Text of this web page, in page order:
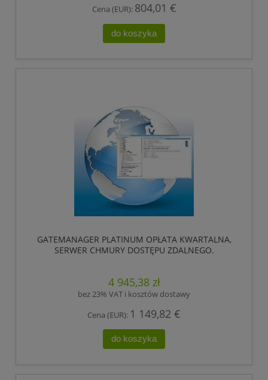
Cena (EUR): 804,01 €
do koszyka
GATEMANAGER PLATINUM OPŁATA KWARTALNA,
SERWER CHMURY DOSTĘPU ZDALNEGO.
4 945,38 zł
bez 23% VAT i kosztów dostawy
Cena (EUR): 1 149,82 €
do koszyka